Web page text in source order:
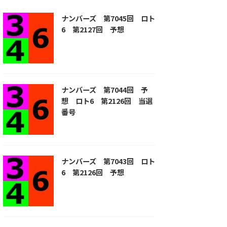
ナンバーズ 第7045回 ロト
6 第2127回 予想
ナンバーズ 第7044回 予
想 ロト6 第2126回 当選
番号
ナンバーズ 第7043回 ロト
6 第2126回 予想